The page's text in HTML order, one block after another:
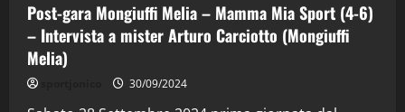
Post-gara Mongiuffi Melia – Mamma Mia Sport (4-6)
– Intervista a mister Arturo Carciotto (Mongiuffi
Melia)
30/09/2024
“SportEmpire” in Podcast: 29^ Puntata